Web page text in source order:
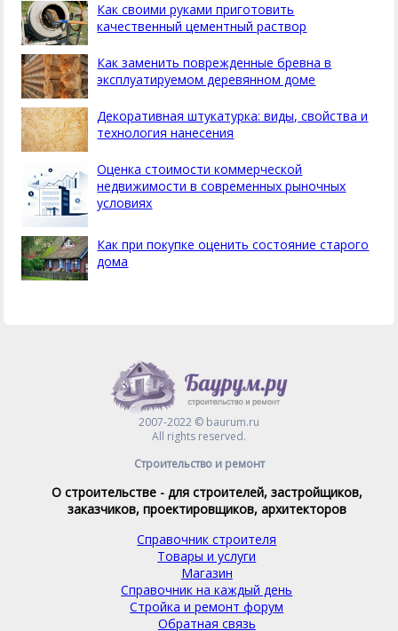
Как своими руками приготовить
качественный цементный раствор
Как заменить поврежденные бревна в
эксплуатируемом деревянном доме
Декоративная штукатурка: виды, свойства и
технология нанесения
Оценка стоимости коммерческой
недвижимости в современных рыночных
условиях
Как при покупке оценить состояние старого
дома
2007-2022 © baurum.ru
All rights reserved.
Строительство и ремонт
О строительстве - для строителей, застройщиков,
заказчиков, проектировщиков, архитекторов
Справочник строителя
Товары и услуги
Магазин
Справочник на каждый день
Стройка и ремонт форум
Обратная связь